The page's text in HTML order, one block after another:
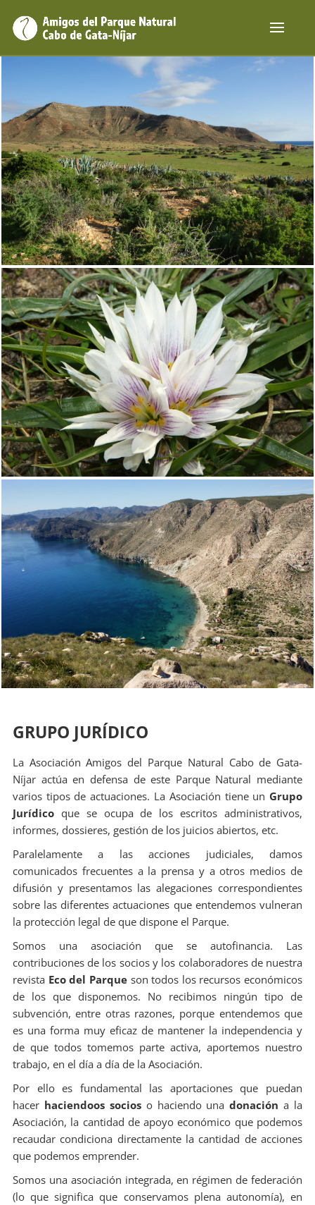
GRUPO JURÍDICO
La Asociación Amigos del Parque Natural Cabo de Gata-
Níjar actúa en defensa de este Parque Natural mediante
varios tipos de actuaciones. La Asociación tiene un Grupo
Jurídicoque se ocupa de los escritos administrativos,
informes, dossieres, gestión de los juicios abiertos, etc.
Paralelamente a las acciones judiciales, damos
comunicados frecuentes a la prensa y a otros medios de
difusión y presentamos las alegaciones correspondientes
sobre las diferentes actuaciones que entendemos vulneran
la protección legal de que dispone el Parque.
Somos una asociación que se autofinancia. Las
contribuciones de los socios y los colaboradores de nuestra
revista Eco del Parque son todos los recursos económicos
de los que disponemos. No recibimos ningún tipo de
subvención, entre otras razones, porque entendemos que
es una forma muy eficaz de mantener la independencia y
de que todos tomemos parte activa, aportemos nuestro
trabajo, en el día a día de la Asociación.
Por ello es fundamental las aportaciones que puedan
hacer haciendoos socioso haciendo unadonación a la
Asociación, la cantidad de apoyo económico que podemos
recaudar condiciona directamente la cantidad de acciones
que podemos emprender.
Somos una asociación integrada, en régimen de federación
(lo que significa que conservamos plena autonomía), en